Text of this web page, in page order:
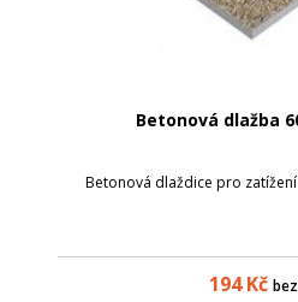
Betonová dlažba
Betonová dlaždice pro
194Kč